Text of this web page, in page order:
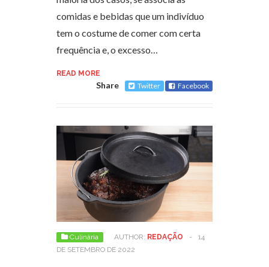
comidas e bebidas que um indivíduo
tem o costume de comer com certa
frequência e, o excesso…
READ MORE
Share Twitter Facebook
Culinária AUTHOR: REDAÇÃO -
14
DE SETEMBRO DE 2022